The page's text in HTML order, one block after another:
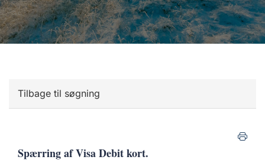
Tilbage til søgning
Spærring af Visa Debit kort.